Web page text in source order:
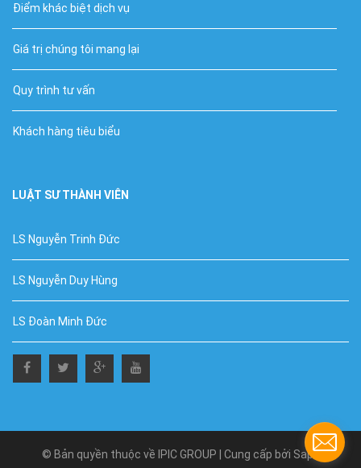
Điểm khác biệt dịch vụ
Giá trị chúng tôi mang lại
Quy trình tư vấn
Khách hàng tiêu biểu
LUẬT SƯ THÀNH VIÊN
LS Nguyễn Trinh Đức
LS Nguyễn Duy Hùng
LS Đoàn Minh Đức
© Bản quyền thuộc về IPIC GROUP | Cung cấp bởi Sapo